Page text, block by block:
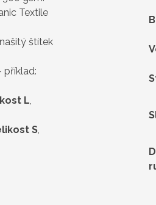
Textile
štítek
příklad:
L
S